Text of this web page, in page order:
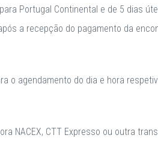
Portugal Continental e de 5 dias
a recepção do pagamento da
o agendamento do dia e hora
NACEX, CTT Expresso ou outra